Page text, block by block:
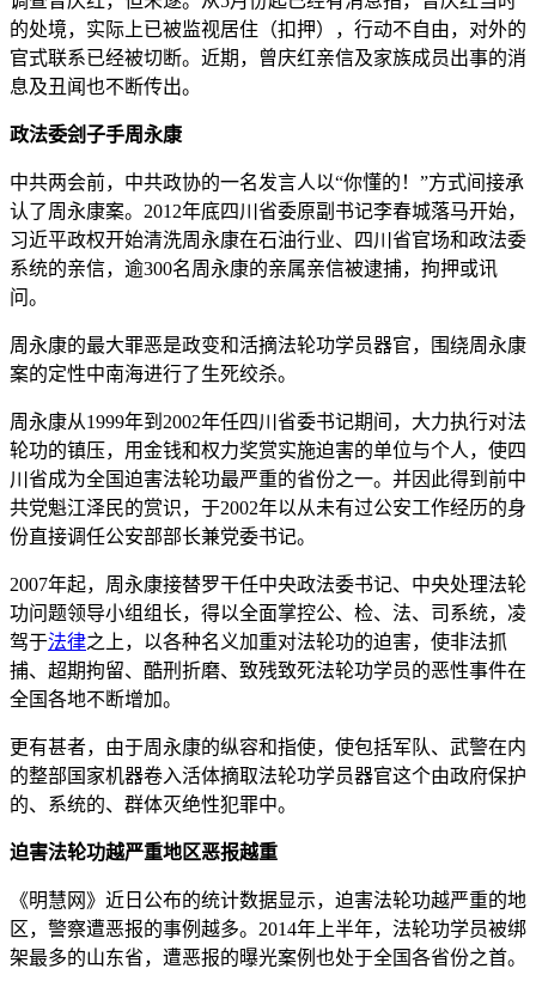
的处境，实际上已被监视居住（扣押），行动不自由，对外的
官式联系已经被切断。近期，曾庆红亲信及家族成员出事的消
息及丑闻也不断传出。
政法委刽子手周永康
中共两会前，中共政协的一名发言人以“你懂的！”方式间接承
认了周永康案。2012年底四川省委原副书记李春城落马开始，
习近平政权开始清洗周永康在石油行业、四川省官场和政法委
系统的亲信，逾300名周永康的亲属亲信被逮捕，拘押或讯
问。
周永康的最大罪恶是政变和活摘法轮功学员器官，围绕周永康
案的定性中南海进行了生死绞杀。
周永康从1999年到2002年任四川省委书记期间，大力执行对法
轮功的镇压，用金钱和权力奖赏实施迫害的单位与个人，使四
川省成为全国迫害法轮功最严重的省份之一。并因此得到前中
共党魁江泽民的赏识，于2002年以从未有过公安工作经历的身
份直接调任公安部部长兼党委书记。
2007年起，周永康接替罗干任中央政法委书记、中央处理法轮
功问题领导小组组长，得以全面掌控公、检、法、司系统，凌
驾于法律之上，以各种名义加重对法轮功的迫害，使非法抓
捕、超期拘留、酷刑折磨、致残致死法轮功学员的恶性事件在
全国各地不断增加。
更有甚者，由于周永康的纵容和指使，使包括军队、武警在内
的整部国家机器卷入活体摘取法轮功学员器官这个由政府保护
的、系统的、群体灭绝性犯罪中。
迫害法轮功越严重地区恶报越重
《明慧网》近日公布的统计数据显示，迫害法轮功越严重的地
区，警察遭恶报的事例越多。2014年上半年，法轮功学员被绑
架最多的山东省，遭恶报的曝光案例也处于全国各省份之首。